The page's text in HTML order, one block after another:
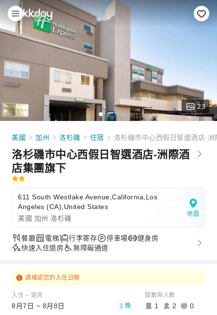
23
美國 加州 洛杉磯 住宿 洛杉磯市中心西假日智選酒店-
洛杉磯市中心西假日智選酒店-洲際酒
店集團旗下
611 South Westlake Avenue,California,Los
Angeles (CA),United States
美國 加州 洛杉磯
地圖
餐廳 電梯 行李寄存 停車場
健身房
快速入住退房
無障礙通道
請確認您的入住日期
入住 – 退房
8月7日 ~ 8月8日 1 晚
間數與人數
1 2 0